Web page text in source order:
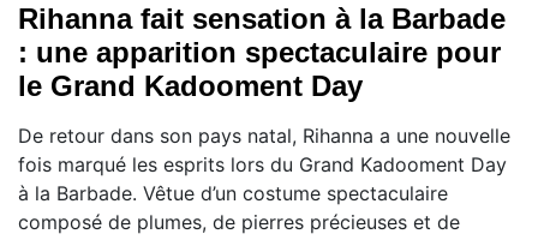
Rihanna fait sensation à la Barbade
: une apparition spectaculaire pour
le Grand Kadooment Day
De retour dans son pays natal, Rihanna a une nouvelle
fois marqué les esprits lors du Grand Kadooment Day
à la Barbade. Vêtue d’un costume spectaculaire
composé de plumes, de pierres précieuses et de